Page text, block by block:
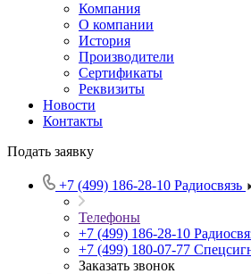
Компания
О компании
История
Производители
Сертификаты
Реквизиты
Новости
Контакты
Подать заявку
+7 (499) 186-28-10 Радиосвязь
Телефоны
+7 (499) 186-28-10
+7 (499) 180-07-77
Заказать звонок